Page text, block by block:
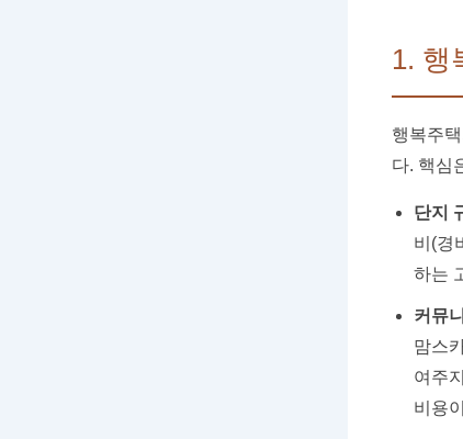
1. 행
행복주
다. 핵심
단지
비(경
하는
커뮤
맘스
여주
비용